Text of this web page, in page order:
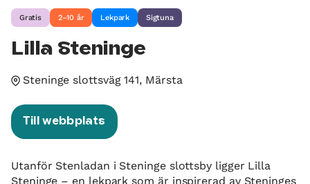
Gratis 2–10 år Lekpark Sigtuna
Lilla Steninge
Steninge slottsväg 141, Märsta
Till webbplats
Utanför Stenladan i Steninge slottsby ligger Lilla
Steninge – en lekpark som är inspirerad av Steninges